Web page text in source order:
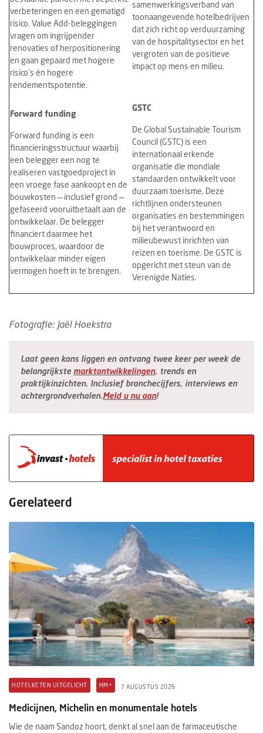
verbeteringen en een gematigd
risico. Value Add-beleggingen
vragen om ingrijpender
renovaties of herpositionering
en gaan gepaard met hogere
risico’s én hogere
rendementspotentie.
samenwerkingsverband van
toonaangevende hotelbedrijven
dat zich richt op verduurzaming
van de hospitalitysector en het
vergroten van de positieve
impact op mens en milieu.
Forward funding
Forward funding is een
financieringsstructuur waarbij
een belegger een nog te
realiseren vastgoedproject in
een vroege fase aankoopt en de
bouwkosten — inclusief grond —
gefaseerd vooruitbetaalt aan de
ontwikkelaar. De belegger
financiert daarmee het
bouwproces, waardoor de
ontwikkelaar minder eigen
vermogen hoeft in te brengen.
GSTC
De Global Sustainable Tourism
Council (GSTC) is een
internationaal erkende
organisatie die mondiale
standaarden ontwikkelt voor
duurzaam toerisme. Deze
richtlijnen ondersteunen
organisaties en bestemmingen
bij het verantwoord en
milieubewust inrichten van
reizen en toerisme. De GSTC is
opgericht met steun van de
Verenigde Naties.
Fotografie: Jaël Hoekstra
Laat geen kans liggen en ontvang twee keer per week de
belangrijkste marktontwikkelingen, trends en
praktijkinzichten. Inclusief branchecijfers, interviews en
achtergrondverhalen.Meld u nu aan!
Gerelateerd
HOTELKETEN UITGELICHT HM+ 7 AUGUSTUS 2026
Medicijnen, Michelin en monumentale hotels
Wie de naam Sandoz hoort, denkt al snel aan de farmaceutische